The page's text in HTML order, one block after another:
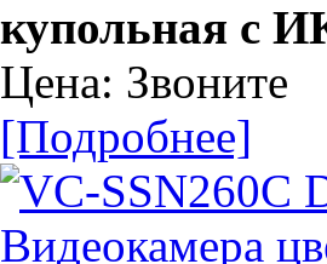
купольная с
Цена: Звоните
[Подробнее]